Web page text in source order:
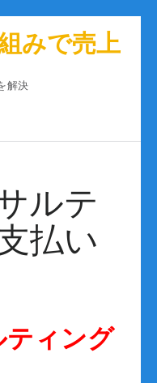
みで売上
解決
ルテ
払い
ティング